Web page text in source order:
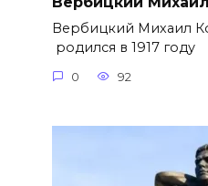
Вербицкий Михаил
родился в 1917 году
0 92